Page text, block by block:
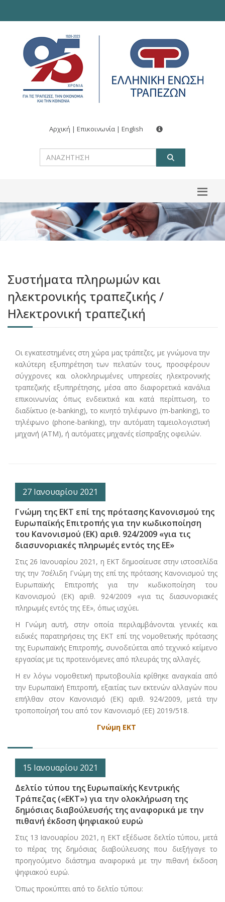
Αρχική | Επικοινωνία | English
Συστήματα πληρωμών και
ηλεκτρονικής τραπεζικής /
Ηλεκτρονική τραπεζική
Οι εγκατεστημένες στη χώρα μας τράπεζες, με γνώμονα την
καλύτερη εξυπηρέτηση των πελατών τους, προσφέρουν
σύγχρονες και ολοκληρωμένες υπηρεσίες ηλεκτρονικής
τραπεζικής εξυπηρέτησης, μέσα απο διαφορετικά κανάλια
επικοινωνίας όπως ενδεικτικά και κατά περίπτωση, το
διαδίκτυο (e-banking), το κινητό τηλέφωνο (m-banking), το
τηλέφωνο (phone-banking), την αυτόματη ταμειολογιστική
μηχανή (ΑΤΜ), ή αυτόματες μηχανές είσπραξης οφειλών.
27 Ιανουαρίου 2021
Γνώμη της ΕΚΤ επί της πρότασης Κανονισμού της
Ευρωπαϊκής Επιτροπής για την κωδικοποίηση
του Κανονισμού (ΕΚ) αριθ. 924/2009 «για τις
διασυνοριακές πληρωμές εντός της ΕΕ»
Στις 26 Ιανουαρίου 2021, η ΕΚΤ δημοσίευσε στην ιστοσελίδα
της την 7σέλιδη Γνώμη της επί της πρότασης Κανονισμού της
Ευρωπαϊκής Επιτροπής για την κωδικοποίηση του
Κανονισμού (ΕΚ) αριθ. 924/2009 «για τις διασυνοριακές
πληρωμές εντός της ΕΕ», όπως ισχύει.
Η Γνώμη αυτή, στην οποία περιλαμβάνονται γενικές και
ειδικές παρατηρήσεις της ΕΚΤ επί της νομοθετικής πρότασης
της Ευρωπαϊκής Επιτροπής, συνοδεύεται από τεχνικό κείμενο
εργασίας με τις προτεινόμενες από πλευράς της αλλαγές.
Η εν λόγω νομοθετική πρωτοβουλία κρίθηκε αναγκαία από
την Ευρωπαϊκή Επιτροπή, εξαιτίας των εκτενών αλλαγών που
επήλθαν στον Κανονισμό (ΕΚ) αριθ. 924/2009, μετά την
τροποποίησή του από τον Κανονισμό (ΕΕ) 2019/518.
Γνώμη ΕΚΤ
15 Ιανουαρίου 2021
Δελτίο τύπου της Ευρωπαϊκής Κεντρικής
Τράπεζας («ΕΚΤ») για την ολοκλήρωση της
δημόσιας διαβούλευσής της αναφορικά με την
πιθανή έκδοση ψηφιακού ευρώ
Στις 13 Ιανουαρίου 2021, η ΕΚΤ εξέδωσε δελτίο τύπου, μετά
το πέρας της δημόσιας διαβούλευσης που διεξήγαγε το
προηγούμενο διάστημα αναφορικά με την πιθανή έκδοση
ψηφιακού ευρώ.
Όπως προκύπτει από το δελτίο τύπου: